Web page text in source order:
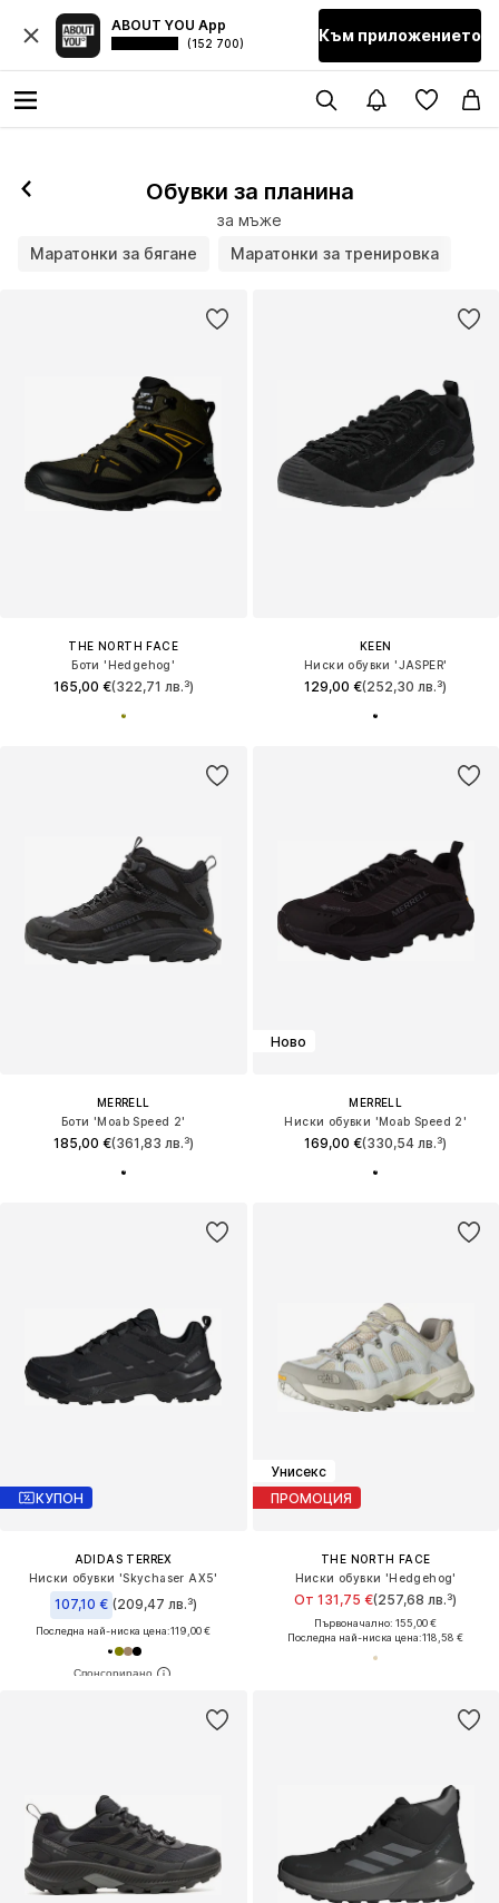
ABOUT YOU App
(152 700) Към приложението
Обувки за планина
за мъже
Маратонки за бягане
Маратонки за тренировка
THE NORTH FACE
Боти 'Hedgehog'
165,00 €(322,71 лв.³)
KEEN
Ниски обувки 'JASPER'
129,00 €(252,30 лв.³)
MERRELL
Боти 'Moab Speed 2'
185,00 €(361,83 лв.³)
Ново
MERRELL
Ниски обувки 'Moab Speed 2'
169,00 €(330,54 лв.³)
КУПОН
ADIDAS TERREX
Ниски обувки 'Skychaser AX5'
107,10 € (209,47 лв.³)
Последна най-ниска цена:119,00 €
Унисекс
ПРОМОЦИЯ
THE NORTH FACE
Ниски обувки 'Hedgehog'
От 131,75 €(257,68 лв.³)
Първоначално: 155,00 €
Последна най-ниска цена:118,58 €